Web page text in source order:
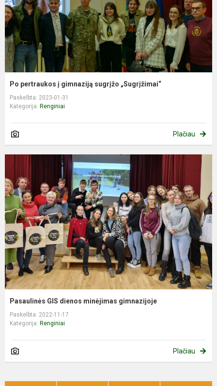
Po pertraukos į gimnaziją sugrįžo „Sugrįžimai“
Paskelbta: 2023-01-31
Kategorija: Renginiai
Plačiau
Pasaulinės GIS dienos minėjimas gimnazijoje
Paskelbta: 2022-11-17
Kategorija: Renginiai
Plačiau